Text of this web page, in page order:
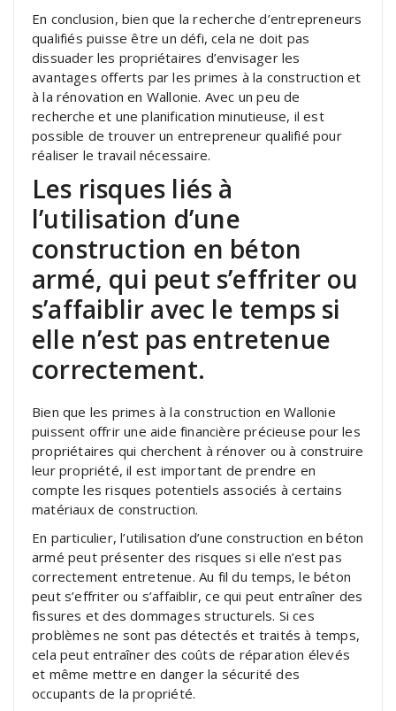
En conclusion, bien que la recherche d’entrepreneurs
qualifiés puisse être un défi, cela ne doit pas
dissuader les propriétaires d’envisager les
avantages offerts par les primes à la construction et
à la rénovation en Wallonie. Avec un peu de
recherche et une planification minutieuse, il est
possible de trouver un entrepreneur qualifié pour
réaliser le travail nécessaire.
Les risques liés à
l’utilisation d’une
construction en béton
armé, qui peut s’effriter ou
s’affaiblir avec le temps si
elle n’est pas entretenue
correctement.
Bien que les primes à la construction en Wallonie
puissent offrir une aide financière précieuse pour les
propriétaires qui cherchent à rénover ou à construire
leur propriété, il est important de prendre en
compte les risques potentiels associés à certains
matériaux de construction.
En particulier, l’utilisation d’une construction en béton
armé peut présenter des risques si elle n’est pas
correctement entretenue. Au fil du temps, le béton
peut s’effriter ou s’affaiblir, ce qui peut entraîner des
fissures et des dommages structurels. Si ces
problèmes ne sont pas détectés et traités à temps,
cela peut entraîner des coûts de réparation élevés
et même mettre en danger la sécurité des
occupants de la propriété.